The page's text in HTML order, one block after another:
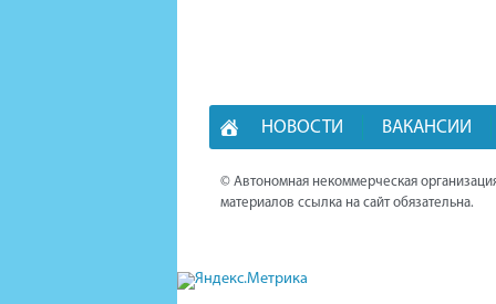
НОВОСТИ ВАКАНСИИ
© Автономная некоммерческая
материалов ссылка на сайт обязательна.